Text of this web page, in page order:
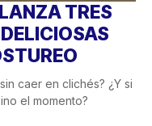
TRES
caer en clichés? ¿Y si
el momento?